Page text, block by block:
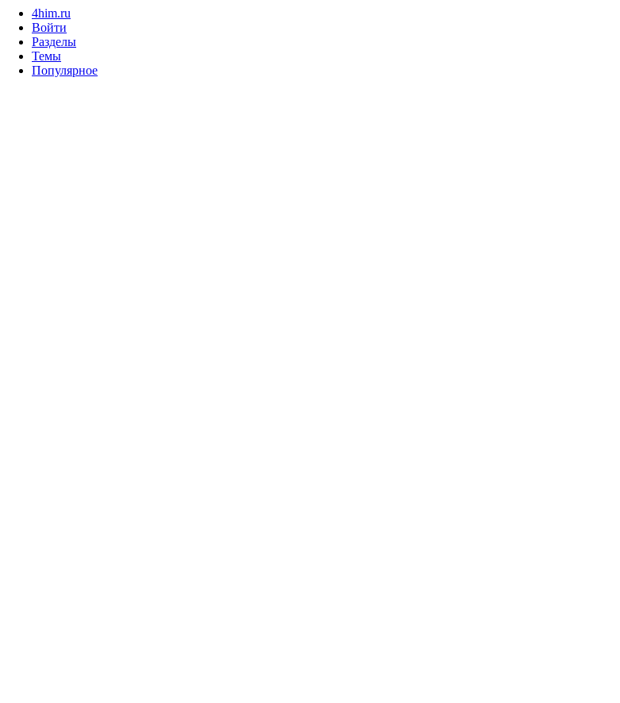
4him.ru
Войти
Разделы
Темы
Популярное